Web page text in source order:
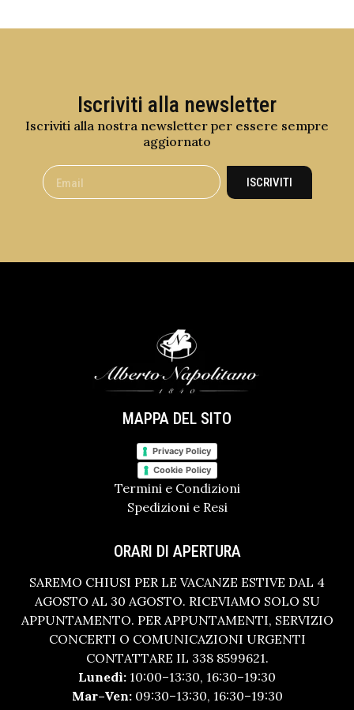
Iscriviti alla newsletter
Iscriviti alla nostra newsletter per essere sempre
aggiornato
ISCRIVITI
MAPPA DEL SITO
Privacy Policy
Cookie Policy
Termini e Condizioni
Spedizioni e Resi
ORARI DI APERTURA
SAREMO CHIUSI PER LE VACANZE ESTIVE DAL 4
AGOSTO AL 30 AGOSTO. RICEVIAMO SOLO SU
APPUNTAMENTO. PER APPUNTAMENTI, SERVIZIO
CONCERTI O COMUNICAZIONI URGENTI
CONTATTARE IL 338 8599621.
Lunedì: 10:00–13:30, 16:30–19:30
Mar–Ven:09:30–13:30, 16:30–19:30